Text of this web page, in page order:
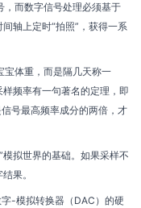
，而数字信号处理必须基于
轴上定时“拍照”，获得一系
宝体重，而是隔几天称一
频率有一句著名的定理，即
号最高频率成分的两倍，才
拟世界的基础。如果采样不
果。
-模拟转换器（DAC）的硬